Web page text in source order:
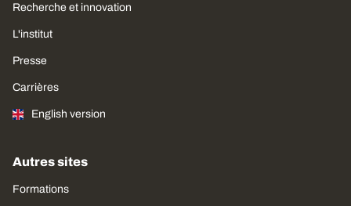
Recherche et innovation
L'institut
Presse
Carrières
English version
Autres sites
Formations